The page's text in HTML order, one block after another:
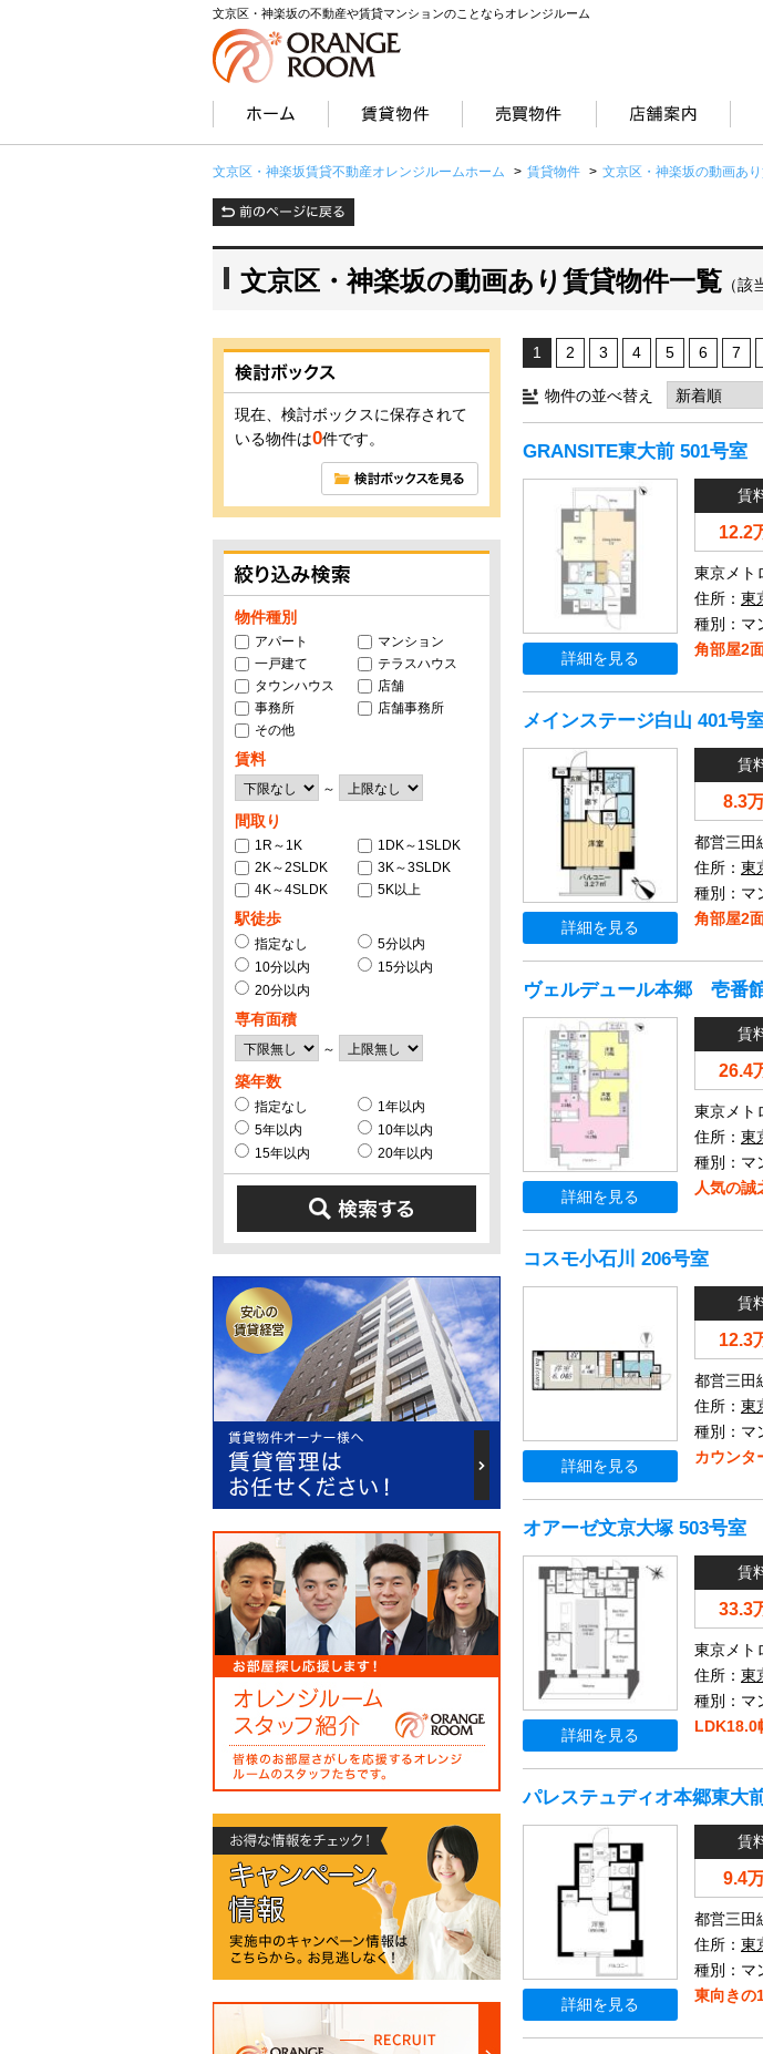
文京区・神楽坂の不動産や賃貸マンションのことならオレンジルーム
文京区・神楽坂賃貸不動産オレンジルームホーム > 賃貸物件 > 文京区・神楽坂の動画あ
文京区・神楽坂の動画あり賃貸物件一覧 （該
1 2 3 4 5 6 7
物件の並べ替え
GRANSITE東大前 501号室
詳細を見る
賃
12.2
東京メト
住所： 東
種別：マ
角部屋2
メインステージ白山 401号
詳細を見る
賃
8.3
都営三田
住所： 東
種別：マ
角部屋2
ヴェルデュール本郷 壱番
詳細を見る
賃
26.4
東京メト
住所： 東
種別：マ
人気の誠
コスモ小石川 206号室
詳細を見る
賃
12.3
都営三田
住所： 東
種別：マ
カウンタ
オアーゼ文京大塚 503号室
詳細を見る
賃
33.3
東京メト
住所： 東
種別：マ
パレステュディオ本郷東大
詳細を見る
賃
9.4
都営三田
住所： 東
種別：マ
東向きの
現在、検討ボックスに保存されて
いる物件は0件です。
物件種別
アパート
マンション
一戸建て
テラスハウス
タウンハウス
店舗
事務所
店舗事務所
その他
賃料
～
間取り
1R～1K
1DK～1SLDK
2K～2SLDK
3K～3SLDK
4K～4SLDK
5K以上
駅徒歩
指定なし
5分以内
10分以内
15分以内
20分以内
専有面積
～
築年数
指定なし
1年以内
5年以内
10年以内
15年以内
20年以内